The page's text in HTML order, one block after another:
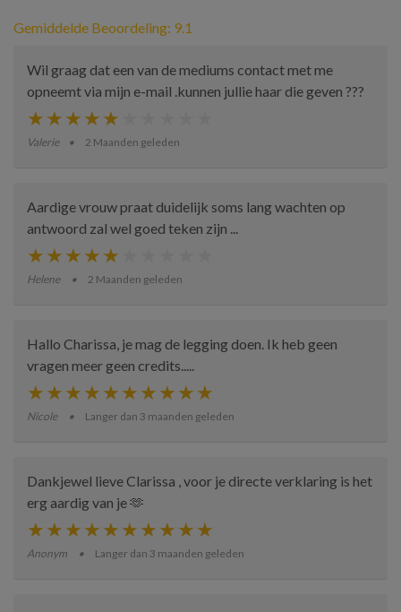
Gemiddelde Beoordeling: 9.1
Wil graag dat een van de mediums contact met me
opneemt via mijn e-mail .kunnen jullie haar die geven ???
Valerie 2 Maanden geleden
Aardige vrouw praat duidelijk soms lang wachten op
antwoord zal wel goed teken zijn ...
Helene 2 Maanden geleden
Hallo Charissa, je mag de legging doen. Ik heb geen
vragen meer geen credits.....
Nicole Langer dan 3 maanden geleden
Dankjewel lieve Clarissa , voor je directe verklaring is het
erg aardig van je 🫶
Anonym Langer dan 3 maanden geleden